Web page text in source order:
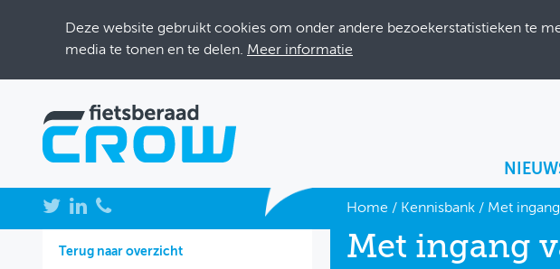
Deze website gebruikt cookies om onder andere bezoekerstatistieken te
media te tonen en te delen. Meer informatie
NIEUWS
BIJEENKOMSTEN
Home / Kennisbank/ Met
Terug naar overzicht
Met ingang